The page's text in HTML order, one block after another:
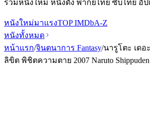
รวมหนังใหม่ หนังดัง พากย์ไทย ซับไทย อั
หนังใหม่มาแรงTOP IMDbA-Z
หนังทั้งหมด
หน้าแรก/จินตนาการ Fantasy/นารูโตะ เดอ
ลิขิต พิชิตความตาย 2007 Naruto Shippuden